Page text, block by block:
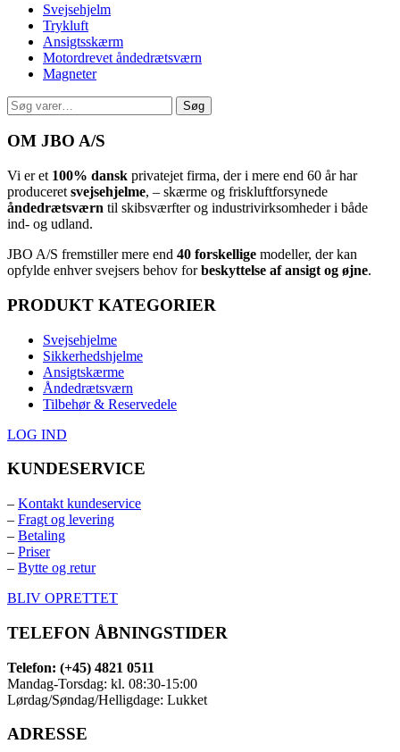
Svejsehjelm
Trykluft
Ansigtsskærm
Motordrevet åndedrætsværn
Magneter
Søg
efter:
Søg
OM JBO A/S
Vi er et 100% dansk privatejet firma, der i mere end 60 år har
produceret svejsehjelme, – skærme og friskluftforsynede
åndedrætsværn til skibsværfter og industrivirksomheder i både
ind- og udland.
JBO A/S ⁦ fremstiller mere end 40 forskellige modeller, der kan
opfylde enhver svejsers behov forbeskyttelse af ansigt og øjne.⁩
PRODUKT KATEGORIER
Svejsehjelme
Sikkerhedshjelme
Ansigtskærme
Åndedrætsværn
Tilbehør & Reservedele
LOG IND
KUNDESERVICE
– Kontakt kundeservice
– Fragt og levering
– Betaling
– Priser
– Bytte og retur
BLIV OPRETTET
TELEFON ÅBNINGSTIDER
Telefon: (+45) 4821 0511
Mandag-Torsdag: kl. 08:30-15:00
Lørdag/Søndag/Helligdage: Lukket
ADRESSE